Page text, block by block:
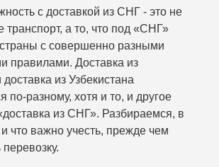
с доставкой из СНГ - это не
транспорт, а то, что под «СНГ»
с совершенно разными
правилами. Доставка из
доставка из Узбекистана
по-разному, хотя и то, и другое
из СНГ». Разбираемся, в
что важно учесть, прежде чем